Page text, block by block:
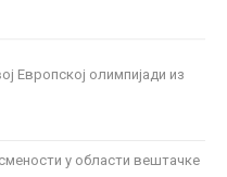
Европској олимпијади из
у области вештачке